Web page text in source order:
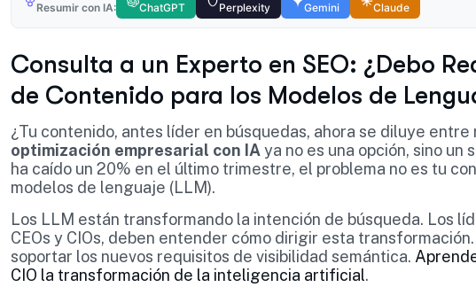
Resumir con IA: ChatGPT Perplexity Gemini Claude
Consulta a un Experto en SEO: ¿Debo
de Contenido para los Modelos de
¿Tu contenido, antes líder en búsquedas, ahora se diluye
optimización empresarial con IA ya no es una opción, sino un
ha caído un 20% en el último trimestre, el problema no es tu
modelos de lenguaje (LLM).
Los LLM están transformando la intención de búsqueda. Los
CEOs y CIOs, deben entender cómo dirigir esta
soportar los nuevos requisitos de visibilidad semántica.
CIO la transformación de la inteligencia artificial.